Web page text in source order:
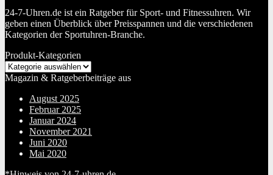
24-7-Uhren.de ist ein Ratgeber für Sport- und Fitnessuhren. Wir
geben einen Überblick über Preisspannen und die verschiedenen
Kategorien der Sportuhren-Branche.
Produkt-Kategorien
Magazin & Ratgeberbeiträge aus
August 2025
Februar 2025
Januar 2024
November 2021
Juni 2020
Mai 2020